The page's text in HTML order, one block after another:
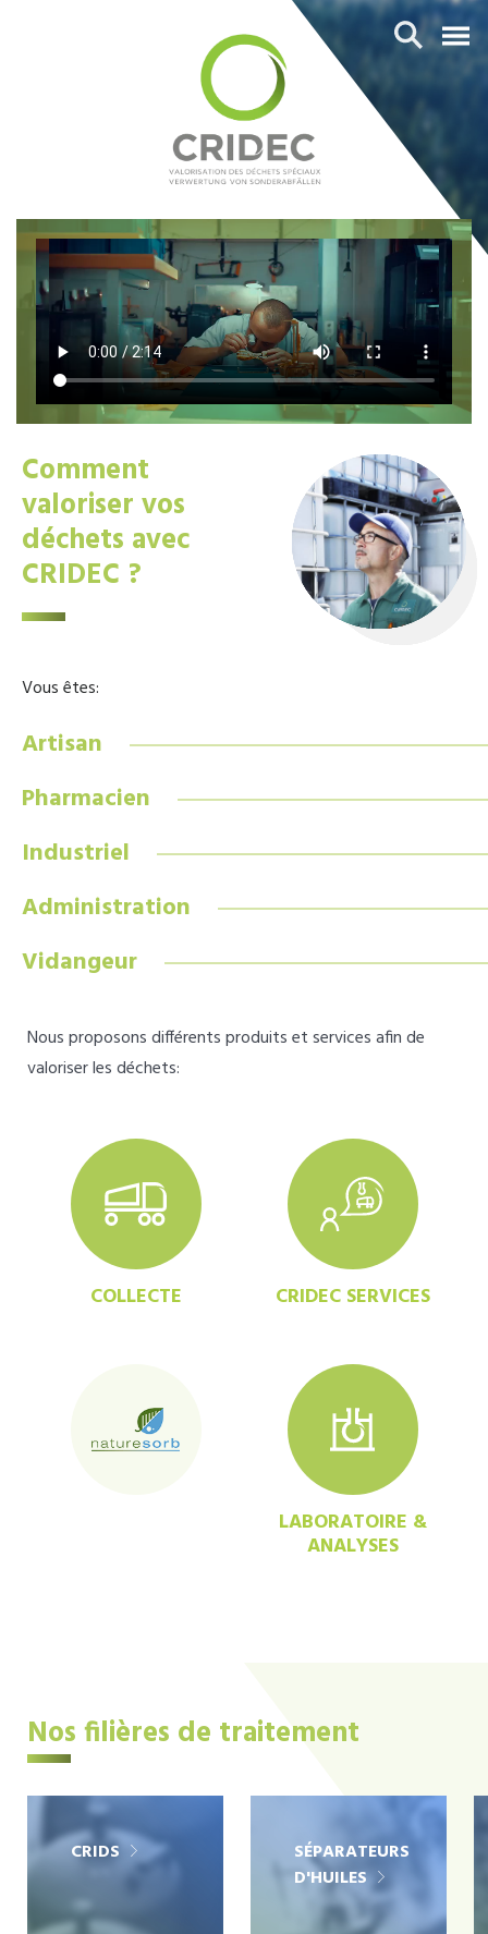
Comment
valoriser vos
déchets avec
CRIDEC ?
Vous êtes:
Artisan
Pharmacien
Industriel
Administration
Vidangeur
Nous proposons différents produits et services afin de
valoriser les déchets:
COLLECTE CRIDEC SERVICES
LABORATOIRE &
ANALYSES
Nos filières de traitement
CRIDS
SÉPARATEURS
D'HUILES